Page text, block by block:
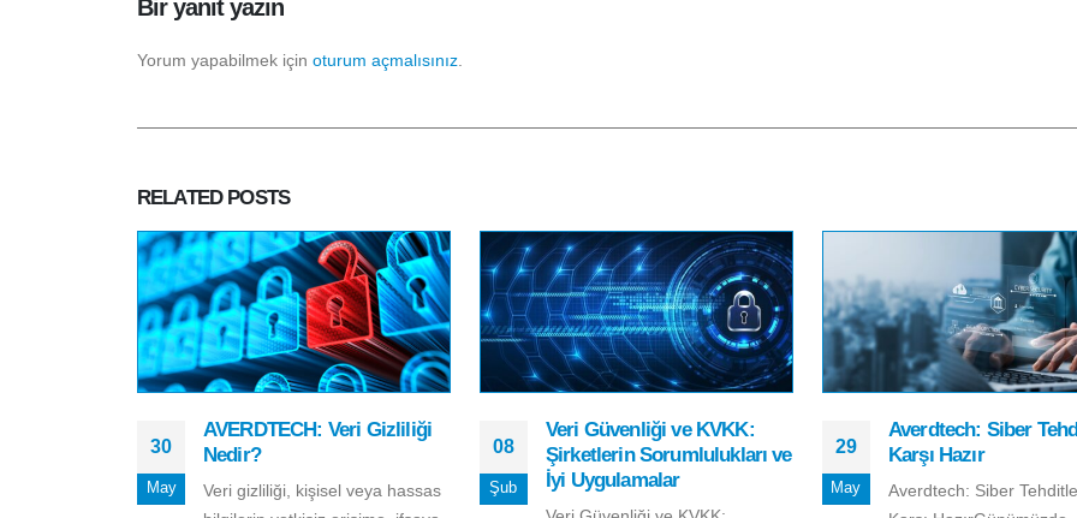
Bir yanıt yazın
Yorum yapabilmek için oturum açmalısınız
RELATED POSTS
30
May
AVERDTECH: Veri Gizliliği
Nedir?
Veri gizliliği, kişisel veya hassas
08
Şub
Veri Güvenliği ve KVKK:
Şirketlerin Sorumlulukları ve
İyi Uygulamalar
29
May
Averdtech: Siber
Karşı Hazır
Averdtech: Siber